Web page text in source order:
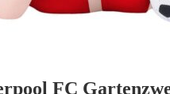
FC